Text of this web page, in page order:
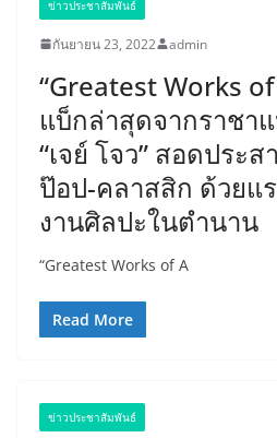
ข่าวประชาสัมพันธ์
กันยายน 23, 2022 admin
“Greatest Works
แบ็กล่าสุดจากราชา
“เจย์ โจว” สอดประ
ป๊อป-คลาสสิก ด้วยแ
งานศิลปะในตำนาน
“Greatest Works of A
Read More
ข่าวประชาสัมพันธ์